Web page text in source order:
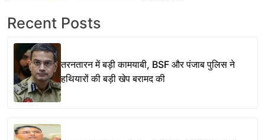
Recent Posts
तरनतारन में बड़ी कामयाबी, BSF और पंजाब पुलिस ने
हथियारों की बड़ी खेप बरामद की